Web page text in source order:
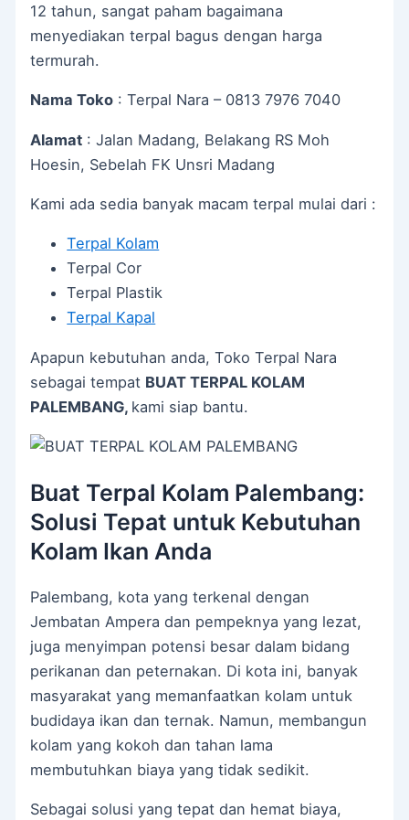
12 tahun, sangat paham bagaimana
menyediakan terpal bagus dengan harga
termurah.
Nama Toko : Terpal Nara – 0813 7976 7040
Alamat : Jalan Madang, Belakang RS Moh
Hoesin, Sebelah FK Unsri Madang
Kami ada sedia banyak macam terpal mulai dari :
Terpal Kolam
Terpal Cor
Terpal Plastik
Terpal Kapal
Apapun kebutuhan anda, Toko Terpal Nara
sebagai tempat BUAT TERPAL KOLAM
PALEMBANG, kami siap bantu.
Buat Terpal Kolam Palembang:
Solusi Tepat untuk Kebutuhan
Kolam Ikan Anda
Palembang, kota yang terkenal dengan
Jembatan Ampera dan pempeknya yang lezat,
juga menyimpan potensi besar dalam bidang
perikanan dan peternakan. Di kota ini, banyak
masyarakat yang memanfaatkan kolam untuk
budidaya ikan dan ternak. Namun, membangun
kolam yang kokoh dan tahan lama
membutuhkan biaya yang tidak sedikit.
Sebagai solusi yang tepat dan hemat biaya,